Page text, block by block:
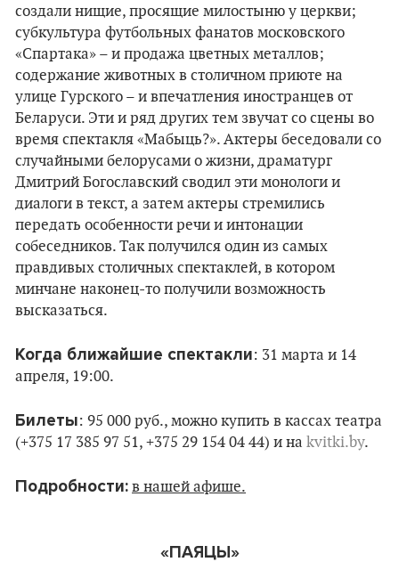
создали нищие, просящие милостыню у церкви;
субкультура футбольных фанатов московского
«Спартака» – и продажа цветных металлов;
содержание животных в столичном приюте на
улице Гурского – и впечатления иностранцев от
Беларуси. Эти и ряд других тем звучат со сцены во
время спектакля «Мабыць?». Актеры беседовали со
случайными белорусами о жизни, драматург
Дмитрий Богославский сводил эти монологи и
диалоги в текст, а затем актеры стремились
передать особенности речи и интонации
собеседников. Так получился один из самых
правдивых столичных спектаклей, в котором
минчане наконец-то получили возможность
высказаться.
Когда ближайшие спектакли: 31 марта и 14
апреля, 19:00.
Билеты: 95 000 руб., можно купить в кассах театра
(+375 17 385 97 51, +375 29 154 04 44) и на kvitki.by.
Подробности: в нашей афише.
«ПАЯЦЫ»